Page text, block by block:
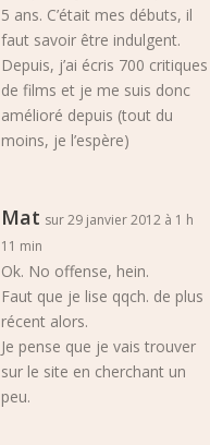
5 ans. C’était mes débuts, il
faut savoir être indulgent.
Depuis, j’ai écris 700 critiques
de films et je me suis donc
amélioré depuis (tout du
moins, je l’espère)
Mat sur 29 janvier 2012 à 1 h
11 min
Ok. No offense, hein.
Faut que je lise qqch. de plus
récent alors.
Je pense que je vais trouver
sur le site en cherchant un
peu.